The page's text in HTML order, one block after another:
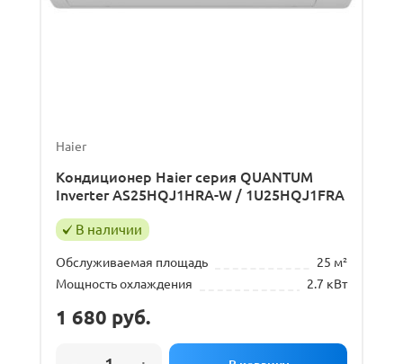
Haier
Кондиционер Haier серия QUANTUM
Inverter AS25HQJ1HRA-W / 1U25HQJ1FRA
В наличии
Обслуживаемая площадь
25 м²
Мощность охлаждения
2.7 кВт
1 680 руб.